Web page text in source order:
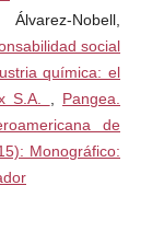
Nobell,
social
química: el
S.A.
Pangea.
de
Monográfico: